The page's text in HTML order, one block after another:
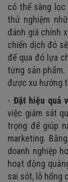
có thể sàng lọc
thử nghiệm
đánh giá chính
chiến dịch đó
để qua đó lựa
từng sản phẩm.
được xu hướng
- Đặt hiệu quả
việc giám sát
trọng để giúp
marketing.
doanh nghiệp
hoạt động
sai sót, lỗ hổng